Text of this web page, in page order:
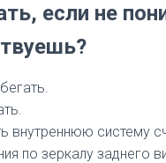
если не
внутреннюю систему
по зеркалу заднего